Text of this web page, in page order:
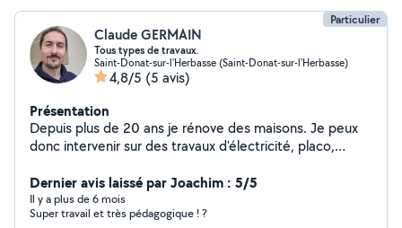
Particulier
Claude GERMAIN
Tous types de travaux.
Saint-Donat-sur-l'Herbasse (Saint-Donat-sur-l'Herbasse)
4,8/5 (5 avis)
Présentation
Depuis plus de 20 ans je rénove des maisons. Je peux
donc intervenir sur des travaux d'électricité, placo,
peux monter les meubles, portes coulissantes, placards,
etc.... Enfin, je fais aussitôt l'entretien des espaces verts
: tondeuse, débrousailleuse N'hésitez pas à me
Dernier avis laissé par Joachim : 5/5
Il y a plus de 6 mois
Super travail et très pédagogique ! ?